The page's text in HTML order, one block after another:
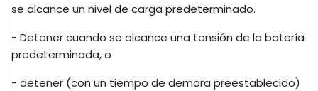
se alcance un nivel de carga predeterminado.
- Detener cuando se alcance una tensión de la batería
predeterminada, o
- detener (con un tiempo de demora preestablecido)